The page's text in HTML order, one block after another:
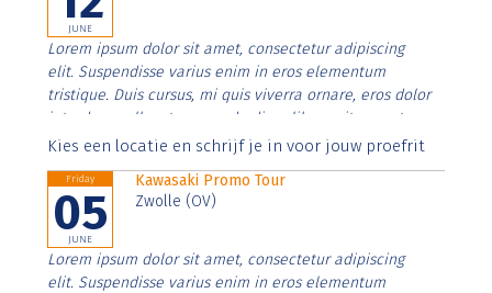
JUNE
Lorem ipsum dolor sit amet, consectetur adipiscing
elit. Suspendisse varius enim in eros elementum
tristique. Duis cursus, mi quis viverra ornare, eros dolor
interdum nulla, ut commodo diam libero vitae erat.
Aenean faucibus nibh et justo cursus id rutrum lorem
Kies een locatie en schrijf je in voor jouw proefrit
Friday
05
JUNE
Kawasaki Promo Tour
Zwolle (OV)
Lorem ipsum dolor sit amet, consectetur adipiscing
elit. Suspendisse varius enim in eros elementum